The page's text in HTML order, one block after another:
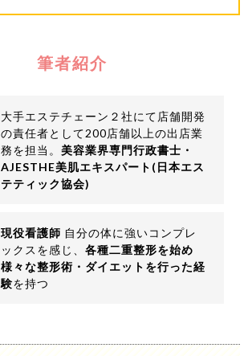
筆者紹介
大手エステチェーン２社にて店舗開発
の責任者として200店舗以上の出店業
務を担当。 美容業界専門行政書士・
AJESTHE美肌エキスパート(日本エス
テティック協会)
現役看護師 自分の体に強いコンプレ
ックスを感じ、 各種二重整形を始め
様々な整形術・ダイエットを行った経
験を持つ